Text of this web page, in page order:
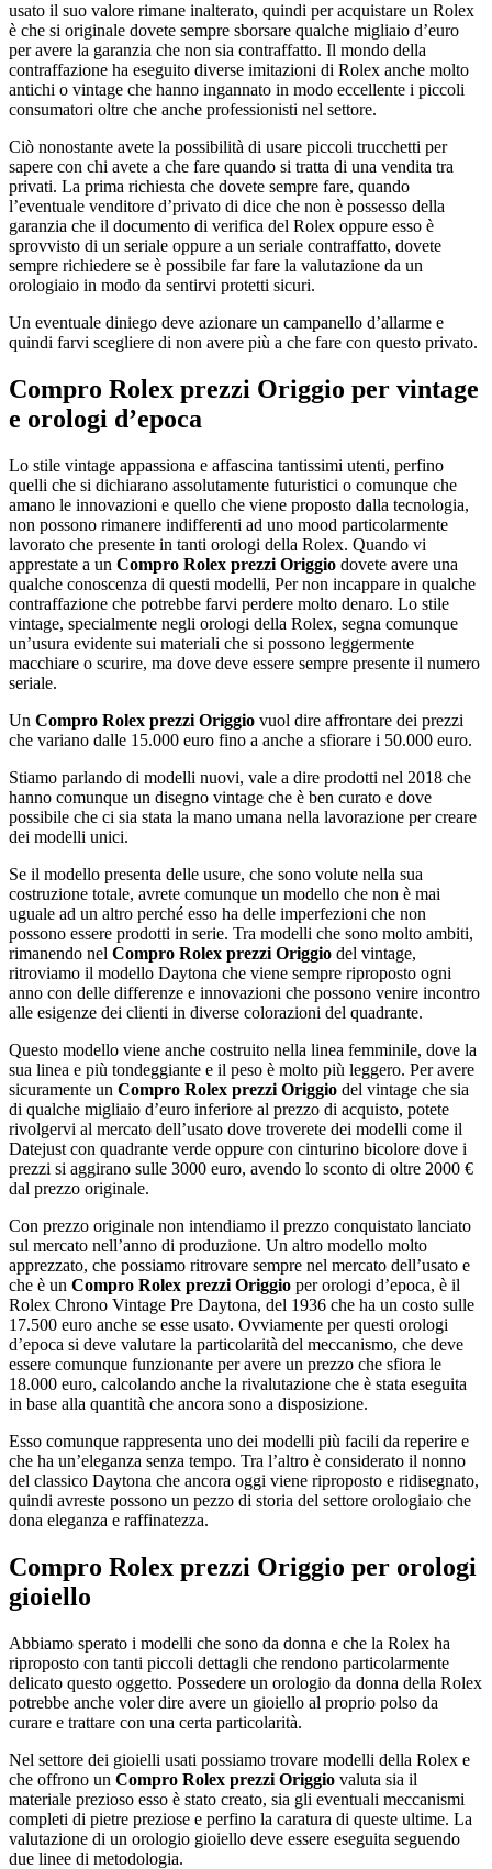
usato il suo valore rimane inalterato, quindi per acquistare un Rolex
è che si originale dovete sempre sborsare qualche migliaio d’euro
per avere la garanzia che non sia contraffatto. Il mondo della
contraffazione ha eseguito diverse imitazioni di Rolex anche molto
antichi o vintage che hanno ingannato in modo eccellente i piccoli
consumatori oltre che anche professionisti nel settore.
Ciò nonostante avete la possibilità di usare piccoli trucchetti per
sapere con chi avete a che fare quando si tratta di una vendita tra
privati. La prima richiesta che dovete sempre fare, quando
l’eventuale venditore d’privato di dice che non è possesso della
garanzia che il documento di verifica del Rolex oppure esso è
sprovvisto di un seriale oppure a un seriale contraffatto, dovete
sempre richiedere se è possibile far fare la valutazione da un
orologiaio in modo da sentirvi protetti sicuri.
Un eventuale diniego deve azionare un campanello d’allarme e
quindi farvi scegliere di non avere più a che fare con questo privato.
Compro Rolex prezzi Origgio per vintage
e orologi d’epoca
Lo stile vintage appassiona e affascina tantissimi utenti, perfino
quelli che si dichiarano assolutamente futuristici o comunque che
amano le innovazioni e quello che viene proposto dalla tecnologia,
non possono rimanere indifferenti ad uno mood particolarmente
lavorato che presente in tanti orologi della Rolex. Quando vi
apprestate a un Compro Rolex prezzi Origgio dovete avere una
qualche conoscenza di questi modelli, Per non incappare in qualche
contraffazione che potrebbe farvi perdere molto denaro. Lo stile
vintage, specialmente negli orologi della Rolex, segna comunque
un’usura evidente sui materiali che si possono leggermente
macchiare o scurire, ma dove deve essere sempre presente il numero
seriale.
Un Compro Rolex prezzi Origgio vuol dire affrontare dei prezzi
che variano dalle 15.000 euro fino a anche a sfiorare i 50.000 euro.
Stiamo parlando di modelli nuovi, vale a dire prodotti nel 2018 che
hanno comunque un disegno vintage che è ben curato e dove
possibile che ci sia stata la mano umana nella lavorazione per creare
dei modelli unici.
Se il modello presenta delle usure, che sono volute nella sua
costruzione totale, avrete comunque un modello che non è mai
uguale ad un altro perché esso ha delle imperfezioni che non
possono essere prodotti in serie. Tra modelli che sono molto ambiti,
rimanendo nel Compro Rolex prezzi Origgio del vintage,
ritroviamo il modello Daytona che viene sempre riproposto ogni
anno con delle differenze e innovazioni che possono venire incontro
alle esigenze dei clienti in diverse colorazioni del quadrante.
Questo modello viene anche costruito nella linea femminile, dove la
sua linea e più tondeggiante e il peso è molto più leggero. Per avere
sicuramente un Compro Rolex prezzi Origgio del vintage che sia
di qualche migliaio d’euro inferiore al prezzo di acquisto, potete
rivolgervi al mercato dell’usato dove troverete dei modelli come il
Datejust con quadrante verde oppure con cinturino bicolore dove i
prezzi si aggirano sulle 3000 euro, avendo lo sconto di oltre 2000 €
dal prezzo originale.
Con prezzo originale non intendiamo il prezzo conquistato lanciato
sul mercato nell’anno di produzione. Un altro modello molto
apprezzato, che possiamo ritrovare sempre nel mercato dell’usato e
che è un Compro Rolex prezzi Origgio per orologi d’epoca, è il
Rolex Chrono Vintage Pre Daytona, del 1936 che ha un costo sulle
17.500 euro anche se esse usato. Ovviamente per questi orologi
d’epoca si deve valutare la particolarità del meccanismo, che deve
essere comunque funzionante per avere un prezzo che sfiora le
18.000 euro, calcolando anche la rivalutazione che è stata eseguita
in base alla quantità che ancora sono a disposizione.
Esso comunque rappresenta uno dei modelli più facili da reperire e
che ha un’eleganza senza tempo. Tra l’altro è considerato il nonno
del classico Daytona che ancora oggi viene riproposto e ridisegnato,
quindi avreste possono un pezzo di storia del settore orologiaio che
dona eleganza e raffinatezza.
Compro Rolex prezzi Origgio per orologi
gioiello
Abbiamo sperato i modelli che sono da donna e che la Rolex ha
riproposto con tanti piccoli dettagli che rendono particolarmente
delicato questo oggetto. Possedere un orologio da donna della Rolex
potrebbe anche voler dire avere un gioiello al proprio polso da
curare e trattare con una certa particolarità.
Nel settore dei gioielli usati possiamo trovare modelli della Rolex e
che offrono un Compro Rolex prezzi Origgio valuta sia il
materiale prezioso esso è stato creato, sia gli eventuali meccanismi
completi di pietre preziose e perfino la caratura di queste ultime. La
valutazione di un orologio gioiello deve essere eseguita seguendo
due linee di metodologia.